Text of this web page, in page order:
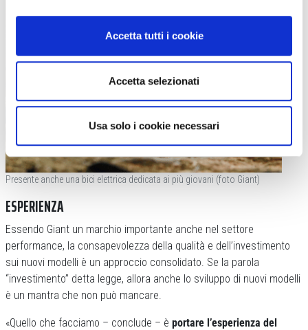
Accetta tutti i cookie
Accetta selezionati
Usa solo i cookie necessari
Presente anche una bici elettrica dedicata ai più giovani (foto Giant)
ESPERIENZA
Essendo Giant un marchio importante anche nel settore
performance, la consapevolezza della qualità e dell’investimento
sui nuovi modelli è un approccio consolidato. Se la parola
“investimento” detta legge, allora anche lo sviluppo di nuovi modelli
è un mantra che non può mancare.
«Quello che facciamo – conclude – è portare l’esperienza del